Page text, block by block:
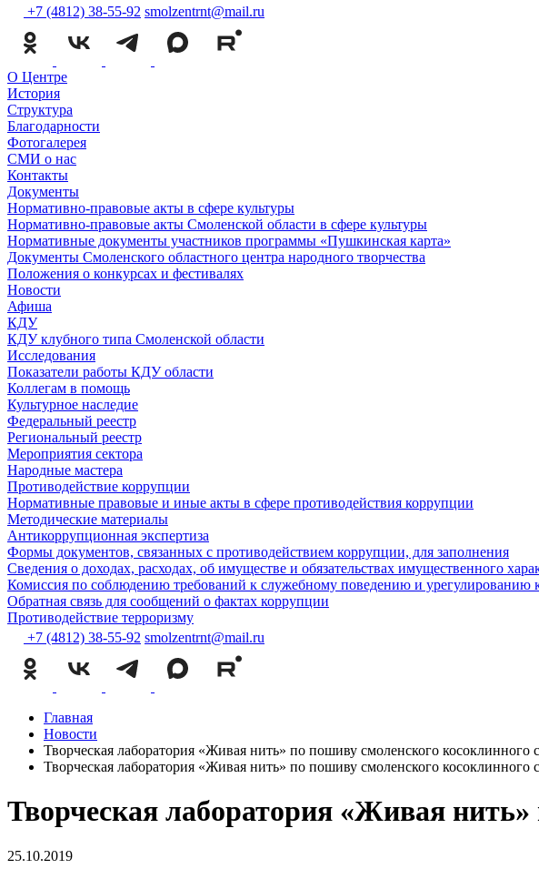
+7 (4812) 38-55-92 smolzentrnt@mail.ru
О Центре
История
Структура
Благодарности
Фотогалерея
СМИ о нас
Контакты
Документы
Нормативно-правовые акты в сфере культуры
Нормативно-правовые акты Смоленской области в сфере культуры
Нормативные документы участников программы «Пушкинская карта»
Документы Смоленского областного центра народного творчества
Положения о конкурсах и фестивалях
Новости
Афиша
КДУ
КДУ клубного типа Смоленской области
Исследования
Показатели работы КДУ области
Коллегам в помощь
Культурное наследие
Федеральный реестр
Региональный реестр
Мероприятия сектора
Народные мастера
Противодействие коррупции
Нормативные правовые и иные акты в сфере противодействия коррупции
Методические материалы
Антикоррупционная экспертиза
Формы документов, связанных с противодействием коррупции, для заполнения
Сведения о доходах, расходах, об имуществе и обязательствах имущественного
Комиссия по соблюдению требований к служебному поведению и урегулированию
Обратная связь для сообщений о фактах коррупции
Противодействие терроризму
+7 (4812) 38-55-92 smolzentrnt@mail.ru
Главная
Новости
Творческая лаборатория «Живая нить» по пошиву смоленского косоклинного
Творческая лаборатория «Живая нить» по пошиву смоленского косоклинного
Творческая лаборатория «Живая
25.10.2019